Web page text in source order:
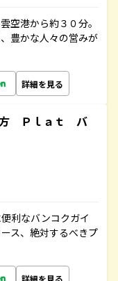
空港から約３０分。
豊かな人々の営みが
詳細を見る
Ｐｌａｔ バ
利なバンコクガイ
ス、絶対するべきプ
詳細を見る